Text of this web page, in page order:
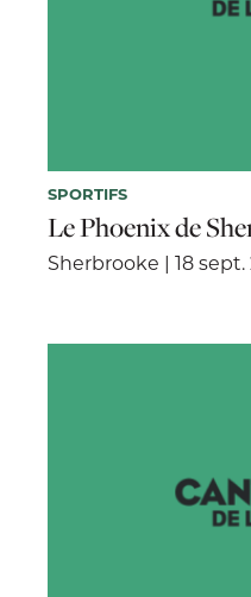
SPORTIFS
Le Phoenix de
Sherbrooke | 18 sept.